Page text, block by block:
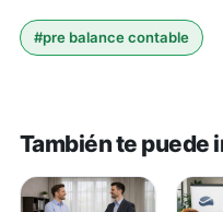
#pre balance contable
También te puede